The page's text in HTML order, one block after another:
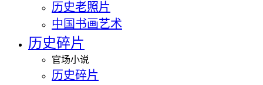
历史老照片
中国书画艺术
历史碎片
官场小说
历史碎片